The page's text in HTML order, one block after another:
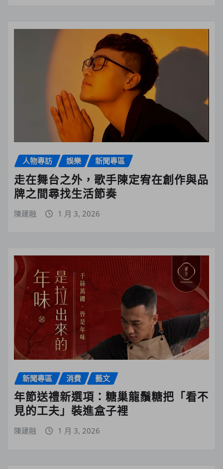
人物專訪 娛樂 新聞專區
走在舞台之外，歌手陳定宥在創作與品
牌之間尋找生活節奏
陳建融 1 月 3, 2026
新聞專區 消費 藝文
年節送禮新選項：糖巢龍鬚糖把「看不
見的工夫」裝進盒子裡
陳建融 1 月 3, 2026